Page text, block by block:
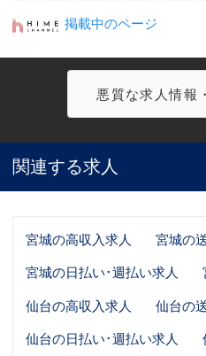
掲載中のページ
悪質な求人情報
関連する求人
宮城の高収入求人
宮城の
宮城の日払い･週払い求人
仙台の高収入求人
仙台の
仙台の日払い･週払い求人